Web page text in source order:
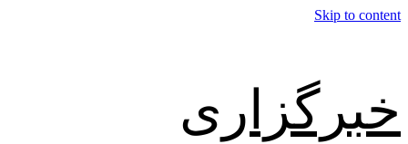
Skip to content
خبرگزاری